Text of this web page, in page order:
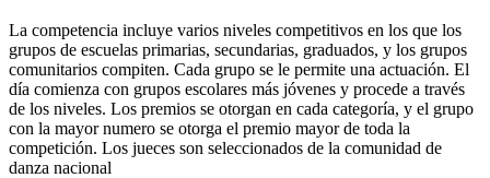
La competencia incluye varios niveles competitivos en los que los
grupos de escuelas primarias, secundarias, graduados, y los grupos
comunitarios compiten. Cada grupo se le permite una actuación. El
día comienza con grupos escolares más jóvenes y procede a través
de los niveles. Los premios se otorgan en cada categoría, y el grupo
con la mayor numero se otorga el premio mayor de toda la
competición. Los jueces son seleccionados de la comunidad de
danza nacional